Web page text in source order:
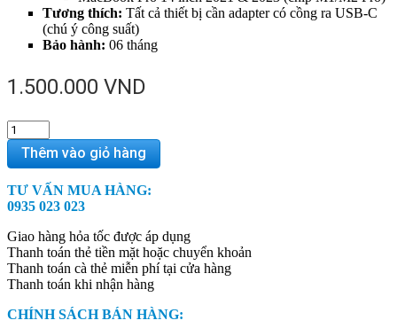
Tương thích: Tất cả thiết bị cần adapter có cồng ra USB-C
(chú ý công suất)
Bảo hành: 06 tháng
1.500.000 VND
Apple
96w
USB
C
Power
quantity
Thêm vào giỏ hàng
TƯ VẤN MUA HÀNG:
0935 023 023
Giao hàng hỏa tốc được áp dụng
Thanh toán thẻ tiền mặt hoặc chuyển khoản
Thanh toán cà thẻ miễn phí tại cửa hàng
Thanh toán khi nhận hàng
CHÍNH SÁCH BÁN HÀNG: